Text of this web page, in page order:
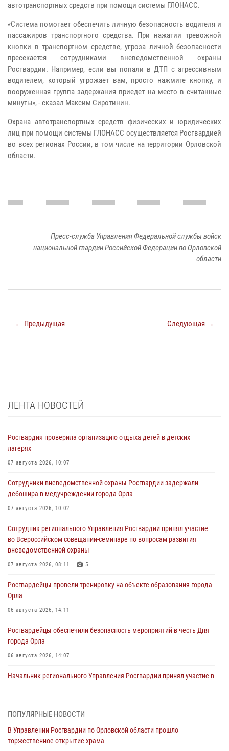
автотранспортных средств при помощи системы ГЛОНАСС.
«Система помогает обеспечить личную безопасность водителя и
пассажиров транспортного средства. При нажатии тревожной
кнопки в транспортном средстве, угроза личной безопасности
пресекается сотрудниками вневедомственной охраны
Росгвардии. Например, если вы попали в ДТП с агрессивным
водителем, который угрожает вам, просто нажмите кнопку, и
вооруженная группа задержания приедет на место в считанные
минуты», - сказал Максим Сиротинин.
Охрана автотранспортных средств физических и юридических
лиц при помощи системы ГЛОНАСС осуществляется Росгвардией
во всех регионах России, в том числе на территории Орловской
области.
Пресс-служба Управления Федеральной службы войск
национальной гвардии Российской Федерации по Орловской
области
← Предыдущая Следующая →
ЛЕНТА НОВОСТЕЙ
Росгвардия проверила организацию отдыха детей в детских
лагерях
07 августа 2026, 10:07
Сотрудники вневедомственной охраны Росгвардии задержали
дебошира в медучреждении города Орла
07 августа 2026, 10:02
Сотрудник регионального Управления Росгвардии принял участие
во Всероссийском совещании-семинаре по вопросам развития
вневедомственной охраны
07 августа 2026, 08:11 5
Росгвардейцы провели тренировку на объекте образования города
Орла
06 августа 2026, 14:11
Росгвардейцы обеспечили безопасность мероприятий в честь Дня
города Орла
06 августа 2026, 14:07
Начальник регионального Управления Росгвардии принял участие в
первое полугодие
05 августа 2026, 13:12
ПОПУЛЯРНЫЕ НОВОСТИ
В Управлении Росгвардии по Орловской области прошло
торжественное открытие храма